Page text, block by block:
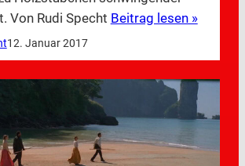
Von Rudi Specht Beitrag lesen »
12. Januar 2017